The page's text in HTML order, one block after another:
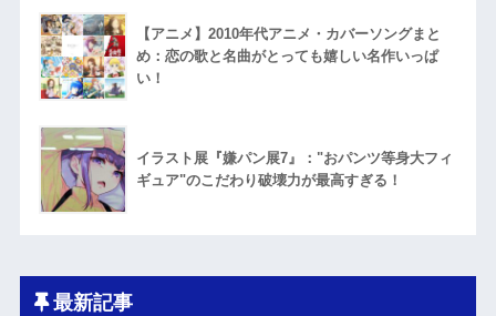
【アニメ】2010年代アニメ・カバーソングまと
め：恋の歌と名曲がとっても嬉しい名作いっぱ
い！
イラスト展『嫌パン展7』："おパンツ等身大フィ
ギュア"のこだわり破壊力が最高すぎる！
最新記事